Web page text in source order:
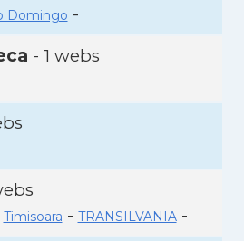
Domingo -
- 1 webs
Timisoara - TRANSILVANIA-